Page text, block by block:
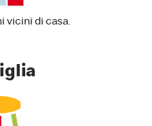
vicini di casa.